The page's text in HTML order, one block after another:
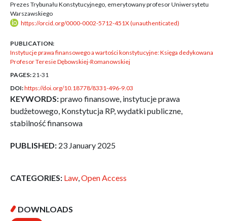
Prezes Trybunału Konstytucyjnego, emerytowany profesor Uniwersytetu
Warszawskiego
https://orcid.org/0000-0002-5712-451X (unauthenticated)
PUBLICATION:
Instytucje prawa finansowego a wartości konstytucyjne: Księga dedykowana
Profesor Teresie Dębowskiej-Romanowskiej
PAGES:21-31
DOI:https://doi.org/10.18778/8331-496-9.03
KEYWORDS:prawo finansowe, instytucje prawa
budżetowego, Konstytucja RP, wydatki publiczne,
stabilność finansowa
PUBLISHED: 23 January 2025
CATEGORIES: Law,Open Access
DOWNLOADS